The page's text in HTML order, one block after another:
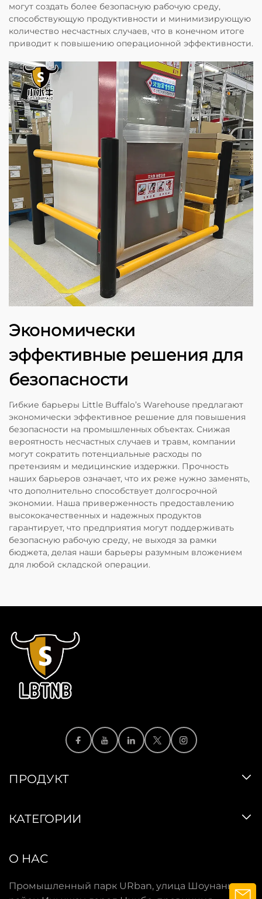
могут создать более безопасную рабочую среду,
способствующую продуктивности и минимизирующую
количество несчастных случаев, что в конечном итоге
приводит к повышению операционной эффективности.
Экономически
эффективные решения для
безопасности
Гибкие барьеры Little Buffalo’s Warehouse предлагают
экономически эффективное решение для повышения
безопасности на промышленных объектах. Снижая
вероятность несчастных случаев и травм, компании
могут сократить потенциальные расходы по
претензиям и медицинские издержки. Прочность
наших барьеров означает, что их реже нужно заменять,
что дополнительно способствует долгосрочной
экономии. Наша приверженность предоставлению
высококачественных и надежных продуктов
гарантирует, что предприятия могут поддерживать
безопасную рабочую среду, не выходя за рамки
бюджета, делая наши барьеры разумным вложением
для любой складской операции.
ПРОДУКТ
КАТЕГОРИИ
О НАС
Промышленный парк URban, улица Шоунань,